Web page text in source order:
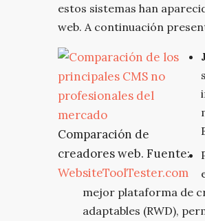
estos sistemas han
web. A continuación
Comparación de
creadores web. Fuente:
WebsiteToolTester.com
mejor plataforma de
adaptables (RWD),